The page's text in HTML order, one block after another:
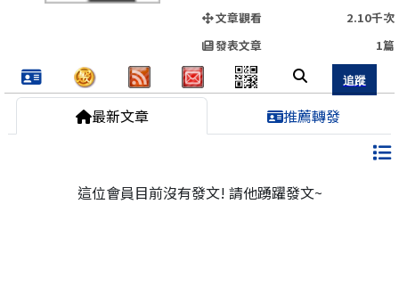
文章觀看
2.10千次
發表文章
1篇
最新文章 推薦轉發
這位會員目前沒有發文! 請他踴躍發文~